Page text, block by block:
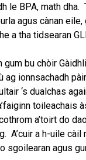
le BPA, math
agus cànan
a tha tidsearan
gum bu chòir
ag ionnsachadh
‘s dualchas
toileachais
a’toirt do
A’cuir a h-uile
sgoilearan agus